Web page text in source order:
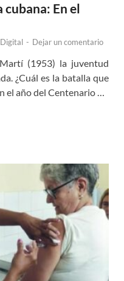
cubana: En el
- Dejar un comentario
(1953) la juventud
¿Cuál es la batalla que
el año del Centenario …